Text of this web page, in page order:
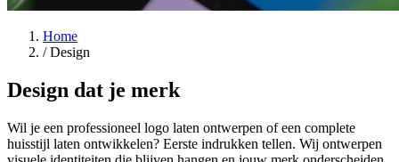
Home
/ Design
Design dat je merk
Wil je een professioneel logo laten ontwerpen of een complete
huisstijl laten ontwikkelen? Eerste indrukken tellen. Wij ontwerpen